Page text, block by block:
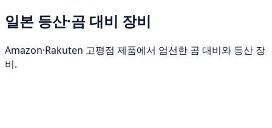
일본 등산·곰 대비 장비
Amazon·Rakuten 고평점 제품에서 엄선한 곰 대비와 등산 장
비.